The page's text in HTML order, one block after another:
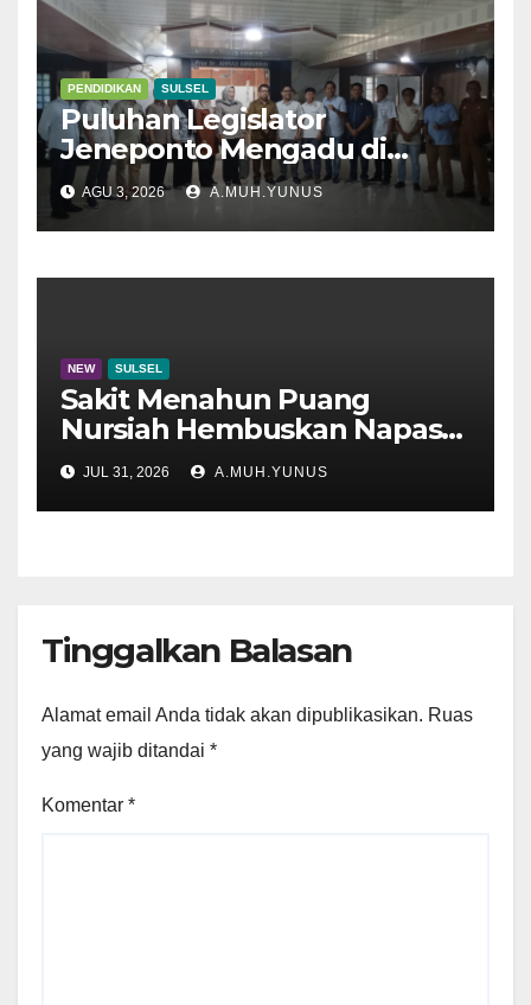
PENDIDIKAN SULSEL
Puluhan Legislator
Jeneponto Mengadu di
Disdik Sulsel
AGU 3, 2026 A.MUH.YUNUS
NEW SULSEL
Sakit Menahun Puang
Nursiah Hembuskan Napas
Terakhir
JUL 31, 2026 A.MUH.YUNUS
Tinggalkan Balasan
Alamat email Anda tidak akan dipublikasikan. Ruas
yang wajib ditandai *
Komentar *